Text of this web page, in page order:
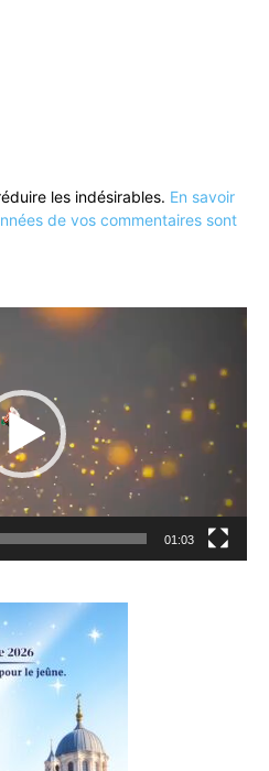
les indésirables. En savoir
de vos commentaires sont
01:03